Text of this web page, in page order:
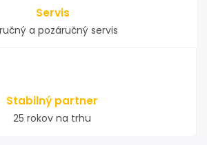
Servis
a pozáručný servis
Stabilný partner
25 rokov na trhu